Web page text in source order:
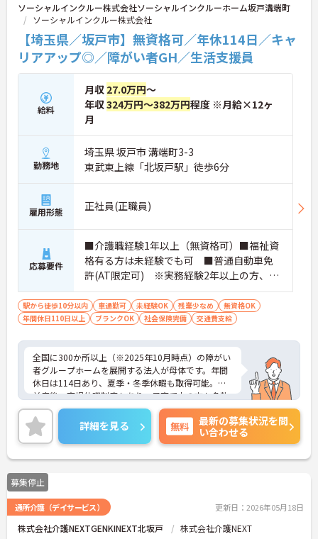
ソーシャルインクルー株式会社ソーシャルインクルーホーム坂戸溝端町
ソーシャルインクルー株式会社
【埼玉県／坂戸市】無資格可／年休114日／キャ
リアアップ◎／障がい者GH／生活支援員
給料
月収 27.0万円～
年収324万円～382万円程度 ※月給×12ヶ
月
勤務地
埼玉県 坂戸市 溝端町3-3
東武東上線「北坂戸駅」徒歩6分
雇用形態 正社員(正職員)
応募要件
■介護職経験1年以上（無資格可）■福祉資
格有る方は未経験でも可 ■普通自動車免
許(AT限定可) ※実務経験2年以上の方、障
がい者福祉に関する経験をお持ちの方大歓
迎
駅から徒歩10分以内 車通勤可 未経験OK 残業少なめ
無資格OK
年間休日110日以上
ブランクOK 社会保険完備 交通費支給
全国に300か所以上（※2025年10月時点）の障がい
者グループホームを展開する法人が母体です。年間
休日は114日あり、夏季・冬季休暇も取得可能。産
前産後・育児休暇制度もあり、子育て中の方も多数
活躍中で、ワークライフバランスを大切にしながら
働ける環境が整っています。研修制度や外部勉強会
の受講支援もあり、スキルアップもしっかりサポー
ト。将来的には管理者やエリアマネージャーへのキ
ャリアアップも目指せます。20代から60代まで幅広
い年代のスタッフが活躍しており、和やかな雰囲気
の職場です。介護経験を活かしたい方、福祉の資格
をお持ちの方、安定した法人でキャリアを築きたい
方におすすめです。
★おすすめPOINT★
詳細を見る 無料
最新の募集状況を問
い合わせる
募集停止
通所介護（デイサービス） 更新日：2026年05月18日
株式会社介護NEXTGENKINEXT北坂戸 株式会社介護NEXT